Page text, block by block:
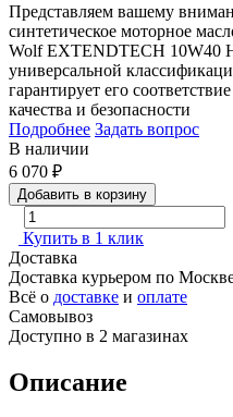
Представляем вашему
синтетическое моторное
Wolf EXTENDTECH 10W40
универсальной
гарантирует его
качества и безопасности
Подробнее Задать вопрос
В наличии
6 070 ₽
Добавить в корзину
Купить в 1 клик
Доставка
Доставка курьером по
Всё о доставке и оплате
Самовывоз
Доступно в 2 магазинах
Описание